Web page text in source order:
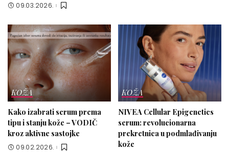
09.03.2026.
KOŽA
Kako izabrati serum prema
tipu i stanju kože – VODIČ
kroz aktivne sastojke
09.02.2026.
KOŽA
NIVEA Cellular Epigenetics
serum: revolucionarna
prekretnica u podmlađivanju
kože